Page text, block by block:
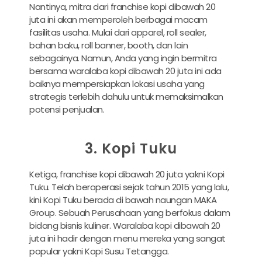
Nantinya, mitra dari franchise kopi dibawah 20
juta ini akan memperoleh berbagai macam
fasilitas usaha. Mulai dari apparel, roll sealer,
bahan baku, roll banner, booth, dan lain
sebagainya. Namun, Anda yang ingin bermitra
bersama waralaba kopi dibawah 20 juta ini ada
baiknya mempersiapkan lokasi usaha yang
strategis terlebih dahulu untuk memaksimalkan
potensi penjualan.
3. Kopi Tuku
Ketiga, franchise kopi dibawah 20 juta yakni Kopi
Tuku. Telah beroperasi sejak tahun 2015 yang lalu,
kini Kopi Tuku berada di bawah naungan MAKA
Group. Sebuah Perusahaan yang berfokus dalam
bidang bisnis kuliner. Waralaba kopi dibawah 20
juta ini hadir dengan menu mereka yang sangat
popular yakni Kopi Susu Tetangga.